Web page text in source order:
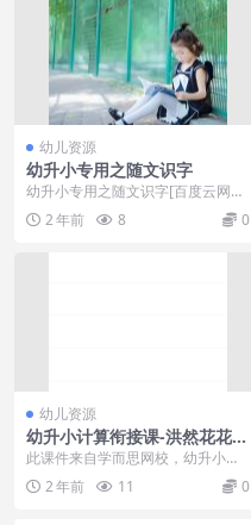
幼儿资源
幼升小专用之随文识字
幼升小专用之随文识字[百度云网盘]
幼升小专用~随文识字专题全集！
2 年前 8 0
幼儿资源
幼升小计算衔接课-洪然花花数
学乐园
此课件来自学而思网校，幼升小计
算衔接课-洪然花花数学乐园，包含
视频课程和讲义资料...
2 年前 11 0